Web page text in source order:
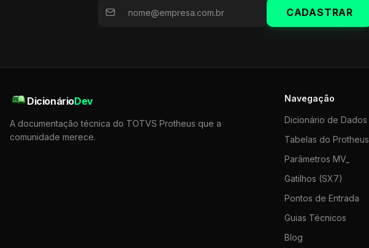
CADASTRAR
DicionárioDev
A documentação técnica do TOTVS Protheus que a
comunidade merece.
Navegação
Dicionário de Dados
Tabelas do Protheus
Parâmetros MV_
Gatilhos (SX7)
Pontos de Entrada
Guias Técnicos
Blog